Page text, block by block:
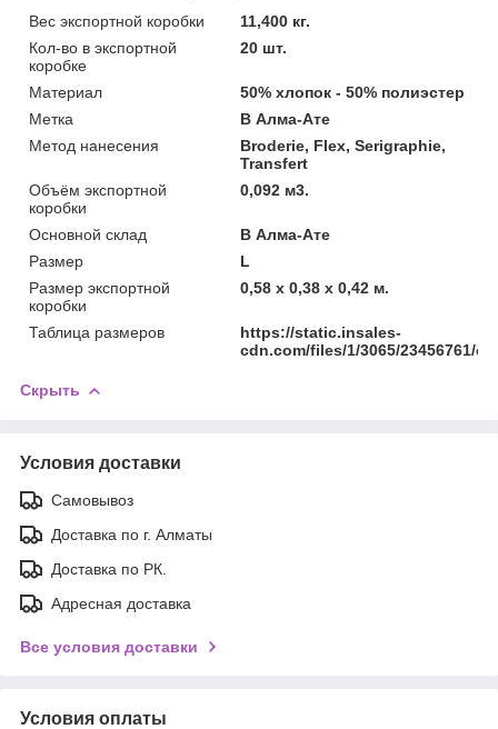
Вес экспортной коробки
11,400 кг.
Кол-во в экспортной
коробке
20 шт.
Материал
50% хлопок - 50% полиэстер
Метка
В Алма-Ате
Метод нанесения
Broderie, Flex, Serigraphie,
Transfert
Объём экспортной
коробки
0,092 м3.
Основной склад
В Алма-Ате
Размер
L
Размер экспортной
коробки
0,58 x 0,38 x 0,42 м.
Таблица размеров
https://static.insales-
cdn.com/files/1/3065/23456761/
Скрыть
Условия доставки
Самовывоз
Доставка по г. Алматы
Доставка по РК.
Адресная доставка
Все условия доставки
Условия оплаты